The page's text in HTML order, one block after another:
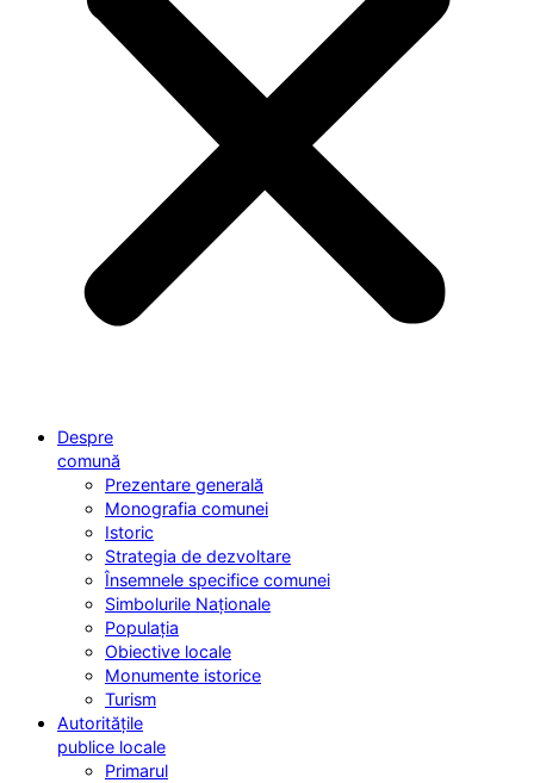
Despre
comună
Prezentare generală
Monografia comunei
Istoric
Strategia de dezvoltare
Însemnele specifice comunei
Simbolurile Naționale
Populația
Obiective locale
Monumente istorice
Turism
Autoritățile
publice locale
Primarul